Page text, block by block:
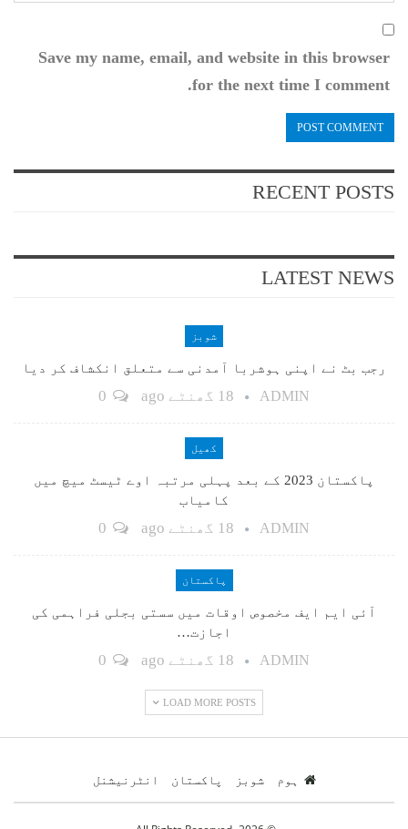
Save my name, email, and website in this browser
for the next time I comment.
RECENT POSTS
LATEST NEWS
شوبز
رجب بٹ نے اپنی ہوشربا آمدنی سے متعلق انکشاف کر دیا
ADMIN 18 گھنٹے ago
کھیل
پاکستان 2023 کے بعد پہلی مرتبہ اوے ٹیسٹ میچ میں
کامیاب
ADMIN 18 گھنٹے ago
پاکستان
آئی ایم ایف مخصوص اوقات میں سستی بجلی فراہمی کی
اجازت…
ADMIN 18 گھنٹے ago
LOAD MORE POSTS
ہوم شوبز پاکستان انٹرنیشنل